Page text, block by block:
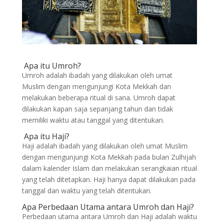
Apa itu Umroh?
Umroh adalah ibadah yang dilakukan oleh umat
Muslim dengan mengunjungi Kota Mekkah dan
melakukan beberapa ritual di sana. Umroh dapat
dilakukan kapan saja sepanjang tahun dan tidak
memiliki waktu atau tanggal yang ditentukan.
Apa itu Haji?
Haji adalah ibadah yang dilakukan oleh umat Muslim
dengan mengunjungi Kota Mekkah pada bulan Zulhijah
dalam kalender Islam dan melakukan serangkaian ritual
yang telah ditetapkan. Haji hanya dapat dilakukan pada
tanggal dan waktu yang telah ditentukan.
Apa Perbedaan Utama antara Umroh dan Haji?
Perbedaan utama antara Umroh dan Haji adalah waktu